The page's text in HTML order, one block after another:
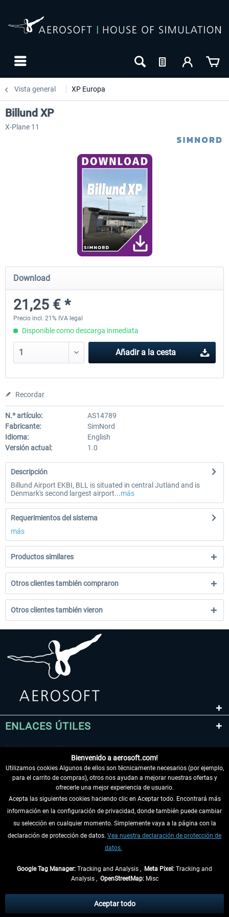
Vista general XP Europa
Airport Berlin Brandenburg V2 XP
30,45 € *
Airport Zurich V2.0 XP
Billund XP
X-Plane 11
Download
21,25 € *
Precio incl. 21% IVA legal
Disponible como descarga inmediata
Añadir a la cesta
Recordar
N.º artículo:
AS14789
Fabricante:
SimNord
Idioma:
English
Versión actual:
1.0
Descripción
Billund Airport EKBI, BLL is situated in central Jutland and is
Denmark's second largest airport...más
Requerimientos del sistema
más
Productos similares
Otros clientes también compraron
Otros clientes también vieron
ENLACES ÚTILES
DESISTIR DEL CONTRATO
INFORMACIÓN
tasas de recepción si no se describe lo contrario
** De aplicación a envíos dentro de Alemania. Los plazos de envío para los
Bienvenido a aerosoft.com!
Utilizamos cookies Algunos de ellos son técnicamente necesarios (por ejemplo,
para el carrito de compras), otros nos ayudan a mejorar nuestras ofertas y
ofrecerle una mejor experiencia de usuario.
Acepta las siguientes cookies haciendo clic en Aceptar todo. Encontrará más
información en la configuración de privacidad, donde también puede cambiar
su selección en cualquier momento. Simplemente vaya a la página con la
declaración de protección de datos. Vea nuestra declaración de protección de
datos.
Google Tag Manager: Tracking and Analysis , Meta Pixel: Tracking and
Analysis , OpenStreetMap:Misc
Aceptar todo